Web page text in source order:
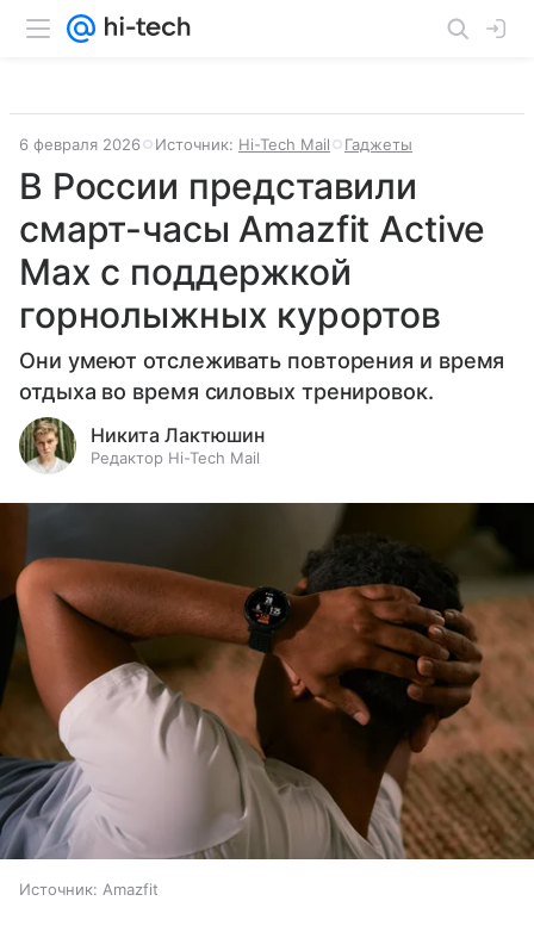
6 февраля 2026 Источник: Hi-Tech Mail Гаджеты
В России представили
смарт-часы Amazfit Active
Max с поддержкой
горнолыжных курортов
Они умеют отслеживать повторения и время
отдыха во время силовых тренировок.
Никита Лактюшин
Редактор Hi-Tech Mail
Источник: Amazfit